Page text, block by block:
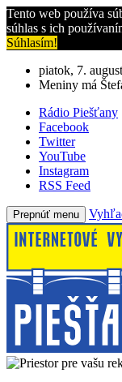
Tento web používa
súhlas s ich
Súhlasím!
piatok, 7.
Meniny má
Rádio Piešťany
Facebook
Twitter
YouTube
Instagram
RSS Feed
Prepnúť menu